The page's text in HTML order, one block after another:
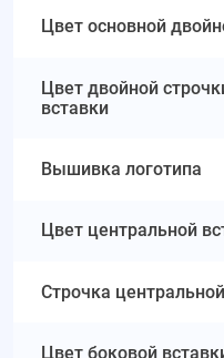
Цвет основной
Цвет двойной
вставки
Вышивка логотипа
Цвет центральной
Строчка
Цвет боковой